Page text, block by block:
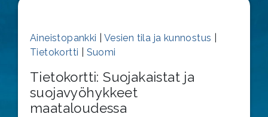
Aineistopankki Vesien tila ja kunnostus
Tietokortti
Suomi
Tietokortti: Suojakaistat ja
suojavyöhykkeet
maataloudessa